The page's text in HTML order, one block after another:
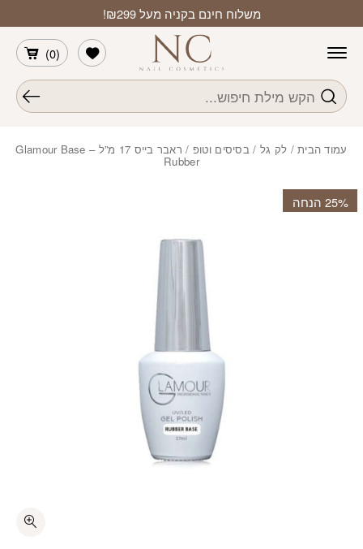
משלוח חינם בקניה מעל ₪299!
חיפוש
(
0
)
הרשימה שלי
עמוד הבית/ לק גל /בסיסים וטופ / ראבר בייס 17 מ”ל – Glamour Base
Rubber
‫25% הנחה